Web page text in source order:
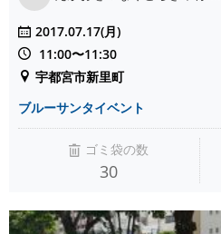
2017.07.17(月)
11:00〜11:30
宇都宮市新里町
ブルーサンタイベント
ゴミ袋の数
30